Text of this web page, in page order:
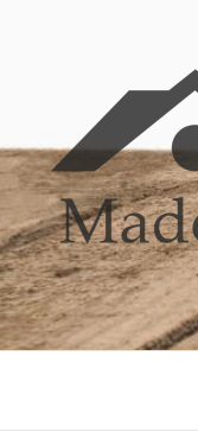
Blog Madeireira JM